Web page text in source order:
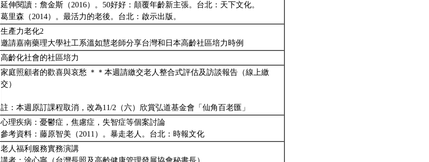
延伸閱讀：詹金斯（2016）。50好好：顛覆年齡新主張。台北：天下文化。
葛里森（2014）。最活力的老後。台北：啟示出版。
生產力老化2
邀請嘉南藥理大學社工系溫如慧老師分享台灣和日本高齡社區培力時例
高齡化社會的社區培力
家庭照顧者的歡喜與哀愁 ＊＊本週請繳交老人整合式評估及訪談報告（線上繳
交）
註：本週原訂課程取消，改為11/2（六）欣賞弘道基金會「仙角百老匯」
心理疾病：憂鬱症，焦慮症，失智症等個案討論
參考資料：藤原智美（2011）。暴走老人。台北：時報文化
老人福利服務實務演講
講者：涂心寧（台灣長照及高齡健康管理發展協會秘書長）